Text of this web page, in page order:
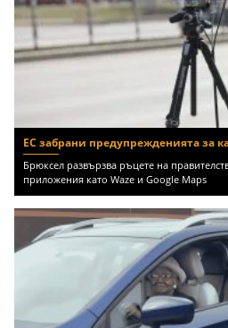
ЕС забрани предупрежденията за
Брюксел развързва ръцете на
приложения като Waze и Google Maps